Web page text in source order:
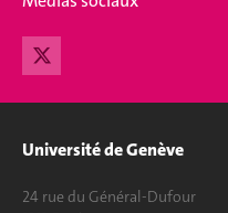
Université de Genève
24 rue du Général-Dufour